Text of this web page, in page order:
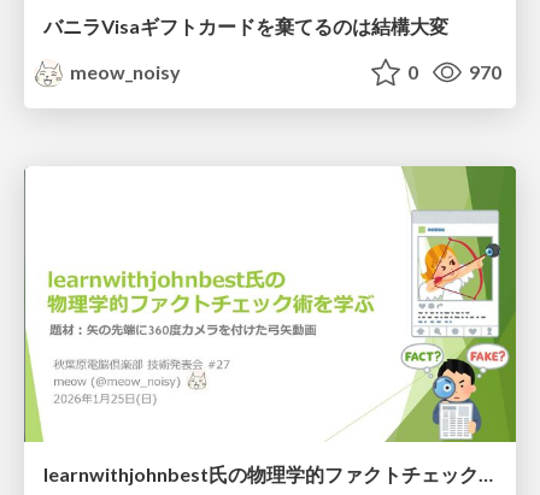
バニラVisaギフトカードを棄てるのは結構大変
meow_noisy
0 970
learnwithjohnbest氏の物理学的ファクトチェック術を学ぶ